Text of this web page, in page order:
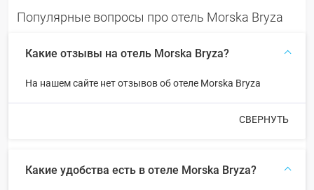
Популярные вопросы про отель Morska Bryza
Какие отзывы на отель Morska Bryza?
На нашем сайте нет отзывов об отеле Morska Bryza
СВЕРНУТЬ
Какие удобства есть в отеле Morska Bryza?